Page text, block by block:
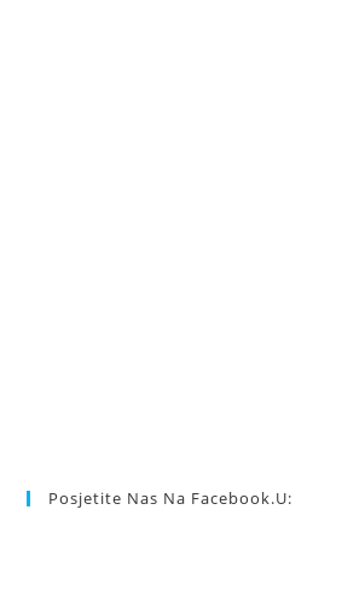
Posjetite Nas Na Facebook.u: